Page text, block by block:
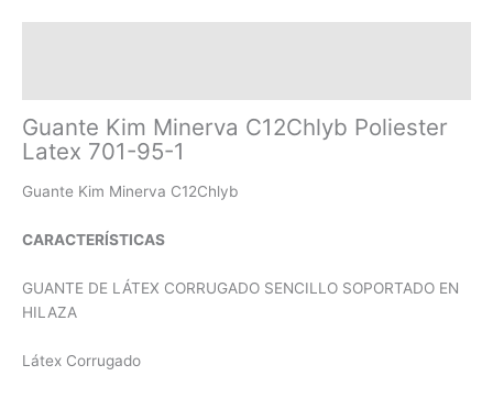
Guante Kim Minerva C12Chlyb Poliester
Latex 701-95-1
Guante Kim Minerva C12Chlyb
CARACTERÍSTICAS
GUANTE DE LÁTEX CORRUGADO SENCILLO SOPORTADO EN
HILAZA
Látex Corrugado